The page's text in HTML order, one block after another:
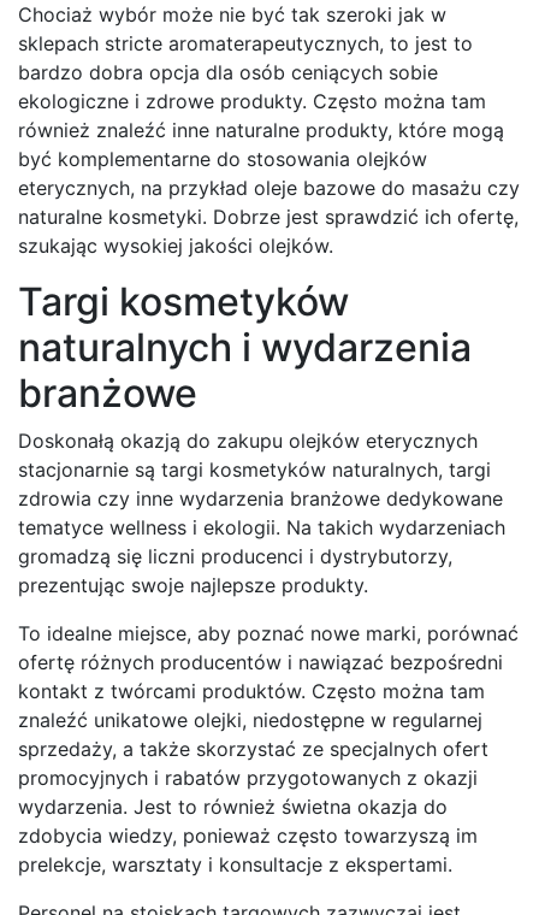
Chociaż wybór może nie być tak szeroki jak w
sklepach stricte aromaterapeutycznych, to jest to
bardzo dobra opcja dla osób ceniących sobie
ekologiczne i zdrowe produkty. Często można tam
również znaleźć inne naturalne produkty, które mogą
być komplementarne do stosowania olejków
eterycznych, na przykład oleje bazowe do masażu czy
naturalne kosmetyki. Dobrze jest sprawdzić ich ofertę,
szukając wysokiej jakości olejków.
Targi kosmetyków
naturalnych i wydarzenia
branżowe
Doskonałą okazją do zakupu olejków eterycznych
stacjonarnie są targi kosmetyków naturalnych, targi
zdrowia czy inne wydarzenia branżowe dedykowane
tematyce wellness i ekologii. Na takich wydarzeniach
gromadzą się liczni producenci i dystrybutorzy,
prezentując swoje najlepsze produkty.
To idealne miejsce, aby poznać nowe marki, porównać
ofertę różnych producentów i nawiązać bezpośredni
kontakt z twórcami produktów. Często można tam
znaleźć unikatowe olejki, niedostępne w regularnej
sprzedaży, a także skorzystać ze specjalnych ofert
promocyjnych i rabatów przygotowanych z okazji
wydarzenia. Jest to również świetna okazja do
zdobycia wiedzy, ponieważ często towarzyszą im
prelekcje, warsztaty i konsultacje z ekspertami.